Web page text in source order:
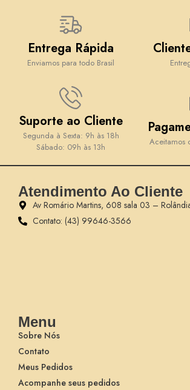
Entrega Rápida
Enviamos para todo Brasil
Suporte ao Cliente
Segunda à Sexta: 9h às 18h
Sábado: 09h às 13h
Aceitamos
Atendimento Ao Cliente
Av Romário Martins, 608 sala 03 –
Contato: (43) 99646-3566
Menu
Sobre Nós
Contato
Meus Pedidos
Acompanhe seus pedidos